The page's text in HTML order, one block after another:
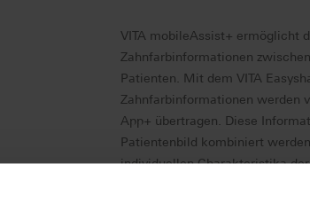
VITA mobileAssist+ ermöglicht
Zahnfarbinformationen
Patienten. Mit dem VITA
Zahnfarbinformationen werden
App+ übertragen. Diese
Patientenbild kombiniert
individuellen Charakteristika